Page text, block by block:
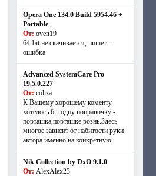
Opera One 134.0 Build 5954.46 +
Portable
От: oven19
64-bit не скачивается, пишет --
ошибка
Advanced SystemCare Pro
19.5.0.227
От: coliza
К Вашему хорошему коменту
хотелось бы одну поправочку -
порташка,порташке рознь.Здесь
многое зависит от набитости руки
автора именно на конкретную
Nik Collection by DxO 9.1.0
От: AlexAlex23